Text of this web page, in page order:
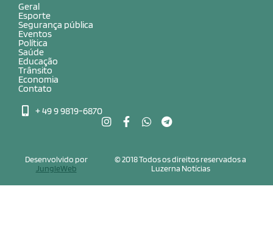
Geral
Esporte
Segurança pública
Eventos
Política
Saúde
Educação
Trânsito
Economia
Contato
+ 49 9 9819-6870
© 2018 Todos os direitos reservados a
Luzerna Notícias
Desenvolvido por
JungleWeb